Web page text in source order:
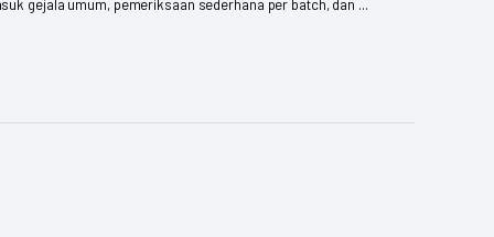
gejala umum, pemeriksaan sederhana per batch, dan ...